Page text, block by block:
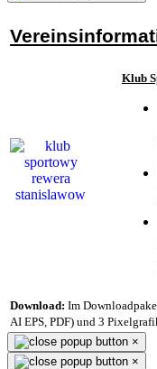
Klub
Download: Im
AI EPS, PDF) und 3
×
×